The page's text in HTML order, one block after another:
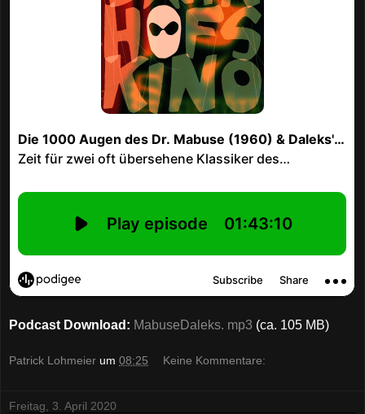
Podcast Download: MabuseDaleks. mp3 (ca. 105 MB)
Patrick Lohmeier um 08:25 Keine Kommentare:
Freitag, 3. April 2020